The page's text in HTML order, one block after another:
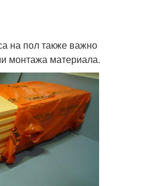
на пол также важно
монтажа материала.